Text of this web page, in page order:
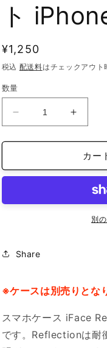
ト
通
常
価
格
¥1,250
税込 配送料はチェックアウト
数量
ン
ー
ー
数
を
ら
す
iFace
ン
ナ
ー
ー
を
や
す
カー
別
Share
※ケースは別売りとな
スマホケース iFace
です。Reflectionは耐